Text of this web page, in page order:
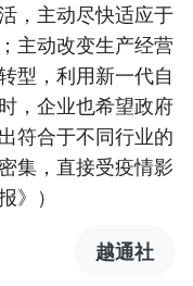
，主动尽快适应于
主动改变生产经营
型，利用新一代自
，企业也希望政府
符合于不同行业的
集，直接受疫情影
》）
越通社